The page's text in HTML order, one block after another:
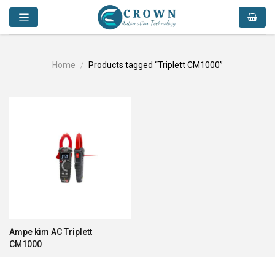
Skip
content
Home / Products tagged “Triplett CM1000”
Ampe kìm AC Triplett
CM1000